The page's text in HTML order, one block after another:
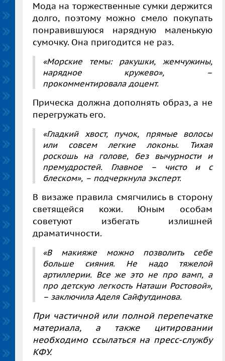
Мода на торжественные сумки держится
долго, поэтому можно смело покупать
понравившуюся нарядную маленькую
сумочку. Она пригодится не раз.
«Морские темы: ракушки, жемчужины,
нарядное кружево», –
прокомментировала доцент.
Прическа должна дополнять образ, а не
перегружать его.
«Гладкий хвост, пучок, прямые волосы
или совсем легкие локоны. Тихая
роскошь на голове, без вычурности и
премудростей. Главное – чисто и с
блеском», – подчеркнула эксперт.
В визаже правила смягчились в сторону
светящейся кожи. Юным особам
советуют избегать излишней
драматичности.
«В макияже можно позволить себе
больше сияния. Не надо тяжелой
артиллерии. Все же это не про вамп, а
про детскую легкость Наташи Ростовой»,
– заключила Аделя Сайфутдинова.
При частичной или полной перепечатке
материала, а также цитировании
необходимо ссылаться на пресс-службу
КФУ.